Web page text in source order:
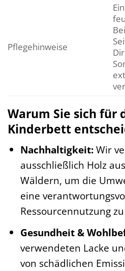
Pflegehinweise
Warum Sie sich für
Kinderbett
Nachhaltigkeit:Wir
ausschließlich Holz
Wäldern, um die
eine
Ressourcennutzung
Gesundheit &
verwendeten Lacke
von schädlichen